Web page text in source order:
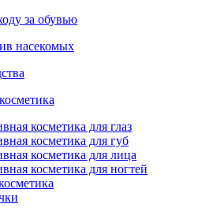
за обувью
насекомых
косметика для глаз
косметика для губ
косметика для лица
косметика для ногтей